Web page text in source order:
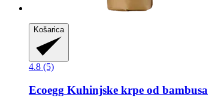
Košarica
4.8 (5)
Ecoegg Kuhinjske krpe od bambusa